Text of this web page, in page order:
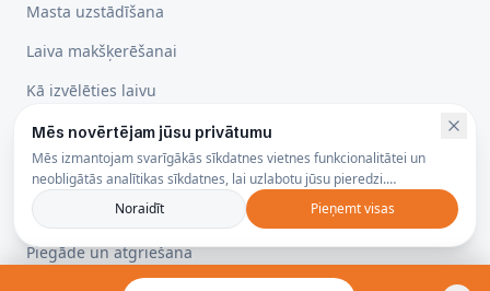
Masta uzstādīšana
Laiva makšķerēšanai
Kā izvēlēties laivu
Juridiskā informācija
Privātuma politika
Piegāde un atgriešana
Mēs novērtējam jūsu privātumu
Mēs izmantojam svarīgākās sīkdatnes vietnes funkcionalitātei un
neobligātās analītikas sīkdatnes, lai uzlabotu jūsu pieredzi.
Privātuma politikaNoraidīt Pieņemt visas